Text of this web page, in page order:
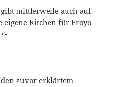
gibt mittlerweile auch auf
eigene Kitchen für Froyo
<-
zuvor erklärtem